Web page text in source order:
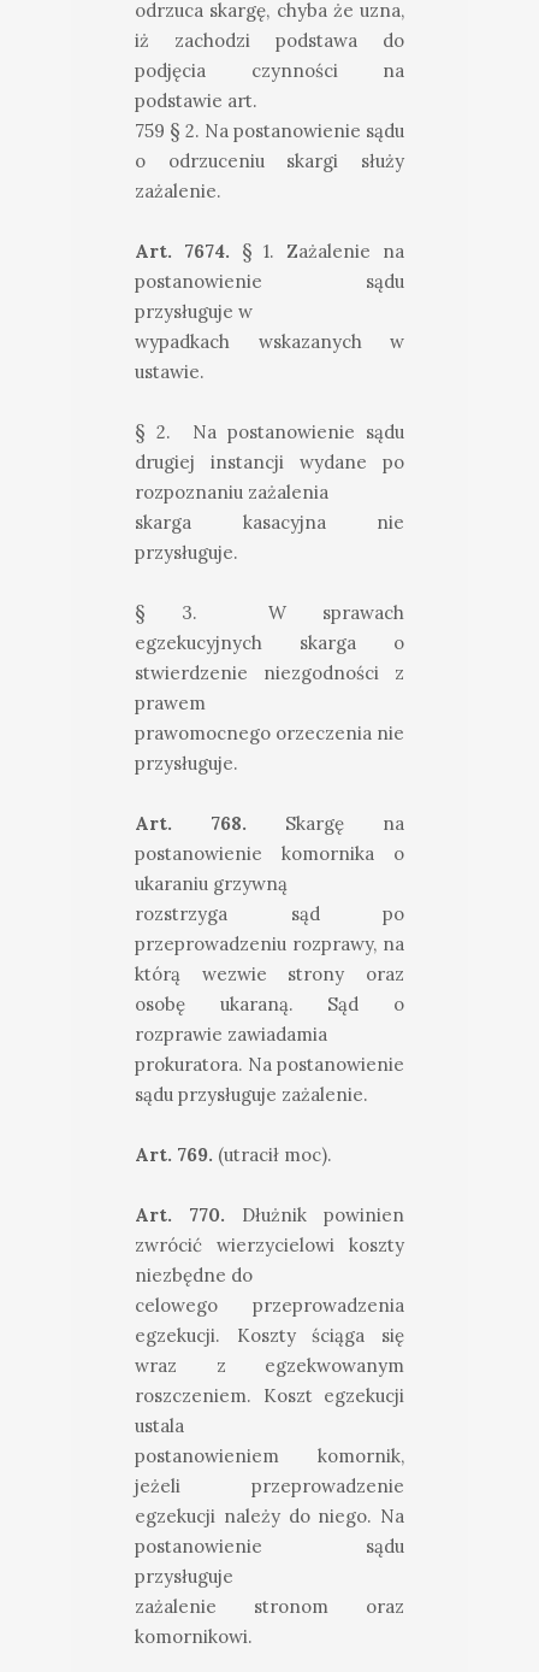
odrzuca skargę, chyba że uzna,
iż zachodzi podstawa do
podjęcia czynności na
podstawie art.
759 § 2. Na postanowienie sądu
o odrzuceniu skargi służy
zażalenie.
Art. 7674. § 1. Zażalenie na
postanowienie sądu
przysługuje w
wypadkach wskazanych w
ustawie.
§ 2. Na postanowienie sądu
drugiej instancji wydane po
rozpoznaniu zażalenia
skarga kasacyjna nie
przysługuje.
§ 3. W sprawach
egzekucyjnych skarga o
stwierdzenie niezgodności z
prawem
prawomocnego orzeczenia nie
przysługuje.
Art. 768. Skargę na
postanowienie komornika o
ukaraniu grzywną
rozstrzyga sąd po
przeprowadzeniu rozprawy, na
którą wezwie strony oraz
osobę ukaraną. Sąd o
rozprawie zawiadamia
prokuratora. Na postanowienie
sądu przysługuje zażalenie.
Art. 769. (utracił moc).
Art. 770. Dłużnik powinien
zwrócić wierzycielowi koszty
niezbędne do
celowego przeprowadzenia
egzekucji. Koszty ściąga się
wraz z egzekwowanym
roszczeniem. Koszt egzekucji
ustala
postanowieniem komornik,
jeżeli przeprowadzenie
egzekucji należy do niego. Na
postanowienie sądu
przysługuje
zażalenie stronom oraz
komornikowi.